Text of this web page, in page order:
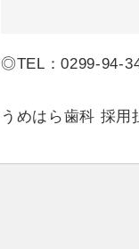
◎TEL：0299-94-
うめはら歯科 採用